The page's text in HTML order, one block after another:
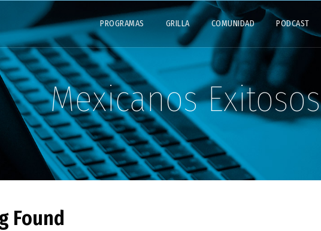
PROGRAMAS GRILLA COMUNIDAD PODCAST
Mexicanos Exitosos
Found